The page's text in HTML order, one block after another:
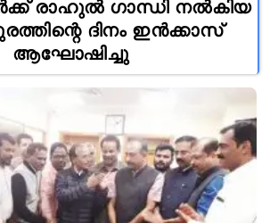
രാഹുൽ ഗാന്ധി നൽകിയ
ദിനം ഇൻക്കാസ്
ആഘോഷിച്ചു